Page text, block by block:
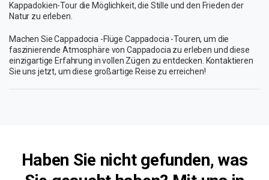
Kappadokien-Tour die Möglichkeit, die Stille und den Frieden der
Natur zu erleben.
Machen Sie Cappadocia -Flüge Cappadocia -Touren, um die
faszinierende Atmosphäre von Cappadocia zu erleben und diese
einzigartige Erfahrung in vollen Zügen zu entdecken. Kontaktieren
Sie uns jetzt, um diese großartige Reise zu erreichen!
Haben Sie nicht gefunden, was